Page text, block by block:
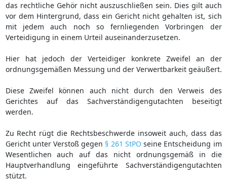
das rechtliche Gehör nicht auszuschließen sein. Dies gilt auch
vor dem Hintergrund, dass ein Gericht nicht gehalten ist, sich
mit jedem auch noch so fernliegenden Vorbringen der
Verteidigung in einem Urteil auseinanderzusetzen.
Hier hat jedoch der Verteidiger konkrete Zweifel an der
ordnungsgemäßen Messung und der Verwertbarkeit geäußert.
Diese Zweifel können auch nicht durch den Verweis des
Gerichtes auf das Sachverständigengutachten beseitigt
werden.
Zu Recht rügt die Rechtsbeschwerde insoweit auch, dass das
Gericht unter Verstoß gegen § 261 StPO seine Entscheidung im
Wesentlichen auch auf das nicht ordnungsgemäß in die
Hauptverhandlung eingeführte Sachverständigengutachten
stützt.